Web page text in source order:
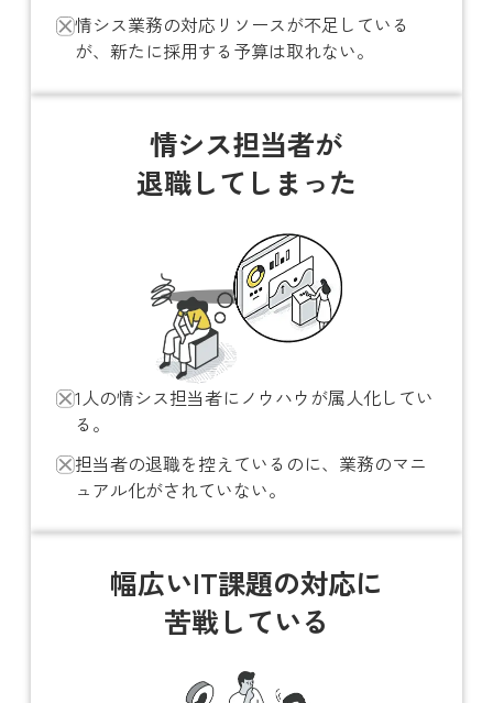
情シス業務の対応リソースが不足している
が、新たに採用する予算は取れない。
情シス担当者が
退職してしまった
1人の情シス担当者にノウハウが属人化してい
る。
担当者の退職を控えているのに、業務のマニ
ュアル化がされていない。
幅広いIT課題の対応に
苦戦している